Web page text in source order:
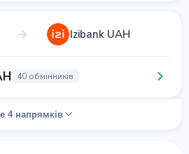
Izibank UAH
40 обмінників
4 напрямків